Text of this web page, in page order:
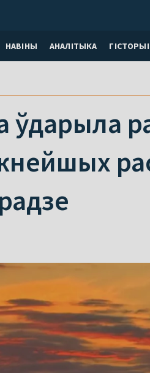
НАВІНЫ АНАЛІТЫКА ГІСТОРЫІ
ўдарыла